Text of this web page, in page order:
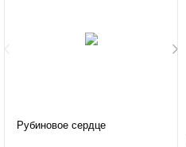
Рубиновое сердце